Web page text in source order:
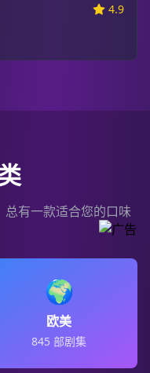
4.9
有一款适合您的口味
🌍
欧美
845 部剧集